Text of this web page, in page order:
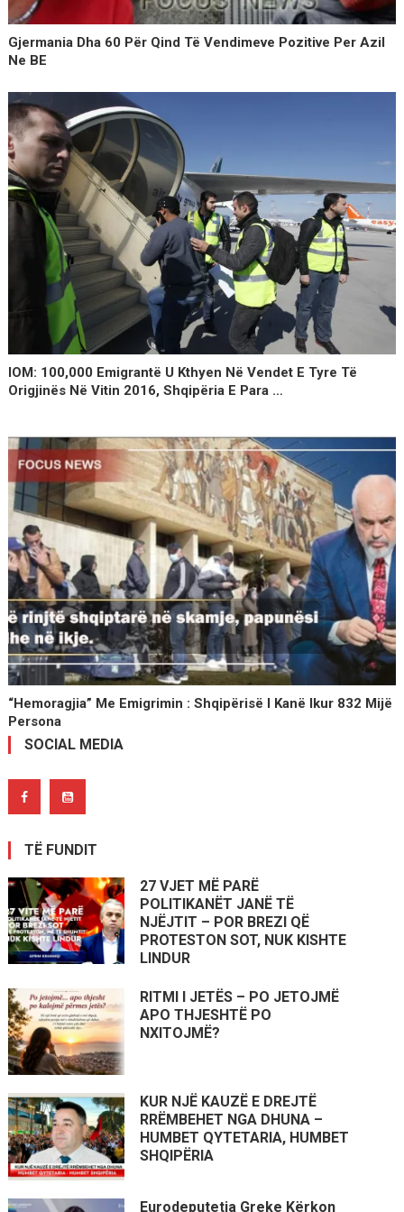
Gjermania Dha 60 Për Qind Të Vendimeve Pozitive Per Azil
Ne BE
IOM: 100,000 Emigrantë U Kthyen Në Vendet E Tyre Të
Origjinës Në Vitin 2016, Shqipëria E Para …
“Hemoragjia” Me Emigrimin : Shqipërisë I Kanë Ikur 832 Mijë
Persona
SOCIAL MEDIA
TË FUNDIT
27 VJET MË PARË
POLITIKANËT JANË TË
NJËJTIT – POR BREZI QË
PROTESTON SOT, NUK KISHTE
LINDUR
RITMI I JETËS – PO JETOJMË
APO THJESHTË PO
NXITOJMË?
KUR NJË KAUZË E DREJTË
RRËMBEHET NGA DHUNA –
HUMBET QYTETARIA, HUMBET
SHQIPËRIA
Eurodeputetja Greke Kërkon